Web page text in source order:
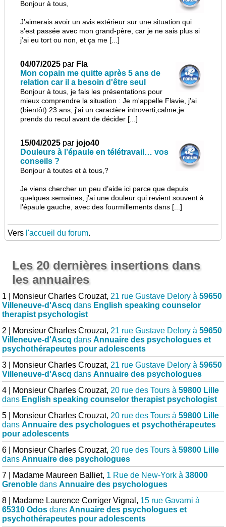
Bonjour à tous,
J’aimerais avoir un avis extérieur sur une situation qui
s’est passée avec mon grand-père, car je ne sais plus si
j’ai eu tort ou non, et ça me [...]
04/07/2025 par Fla
Mon copain me quitte après 5 ans de
relation car il a besoin d'être seul
Bonjour à tous, je fais les présentations pour
mieux comprendre la situation : Je m'appelle Flavie, j'ai
(bientôt) 23 ans, j'ai un caractère introverti,calme,je
prends du recul avant de décider [...]
15/04/2025 par jojo40
Douleurs à l’épaule en télétravail… vos
conseils ?
Bonjour à toutes et à tous,?
Je viens chercher un peu d’aide ici parce que depuis
quelques semaines, j’ai une douleur qui revient souvent à
l’épaule gauche, avec des fourmillements dans [...]
Vers l'accueil du forum.
Les 20 dernières insertions dans
les annuaires
1 | Monsieur Charles Crouzat, 21 rue Gustave Delory à59650
Villeneuve-d'Ascq dans English speaking counselor
therapist psychologist
2 | Monsieur Charles Crouzat, 21 rue Gustave Delory à59650
Villeneuve-d'Ascq dansAnnuaire des psychologues et
psychothérapeutes pour adolescents
3 | Monsieur Charles Crouzat, 21 rue Gustave Delory à59650
Villeneuve-d'Ascq dansAnnuaire des psychologues
4 | Monsieur Charles Crouzat, 20 rue des Tours à59800 Lille
dans English speaking counselor therapist psychologist
5 | Monsieur Charles Crouzat, 20 rue des Tours à59800 Lille
dansAnnuaire des psychologues et psychothérapeutes
pour adolescents
6 | Monsieur Charles Crouzat, 20 rue des Tours à59800 Lille
dansAnnuaire des psychologues
7 | Madame Maureen Balliet, 1 Rue de New-York à38000
Grenoble dansAnnuaire des psychologues
8 | Madame Laurence Corriger Vignal, 15 rue Gavarni à
65310 Odos dansAnnuaire des psychologues et
psychothérapeutes pour adolescents